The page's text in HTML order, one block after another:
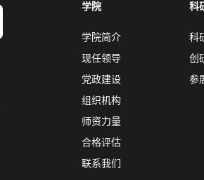
学院
学院简介
现任领导
党政建设
组织机构
师资力量
合格评估
联系我们
科
科
创
参